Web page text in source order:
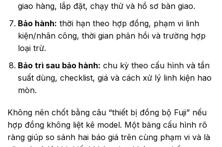
giao hàng, lắp đặt, chạy thử và hồ sơ bàn giao.
Bảo hành: thời hạn theo hợp đồng, phạm vi linh
kiện/nhân công, thời gian phản hồi và trường hợp
loại trừ.
Bảo trì sau bảo hành: chu kỳ theo cấu hình và tần
suất dùng, checklist, giá và cách xử lý linh kiện hao
mòn.
Không nên chốt bằng câu “thiết bị đồng bộ Fuji” nếu
hợp đồng không liệt kê model. Một bảng cấu hình rõ
ràng giúp so sánh hai báo giá trên cùng phạm vi và là